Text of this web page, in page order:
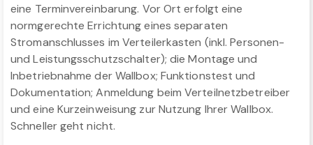
eine Terminvereinbarung. Vor Ort erfolgt eine
normgerechte Errichtung eines separaten
Stromanschlusses im Verteilerkasten (inkl. Personen-
und Leistungsschutzschalter); die Montage und
Inbetriebnahme der Wallbox; Funktionstest und
Dokumentation; Anmeldung beim Verteilnetzbetreiber
und eine Kurzeinweisung zur Nutzung Ihrer Wallbox.
Schneller geht nicht.